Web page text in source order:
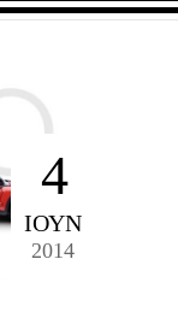
4
ΙΟΎΝ
2014